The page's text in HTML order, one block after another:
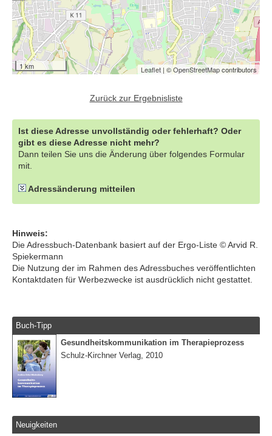
1 km Leaflet | ©OpenStreetMapcontributors
Zurück zur Ergebnisliste
Ist diese Adresse unvollständig oder fehlerhaft? Oder
gibt es diese Adresse nicht mehr?
Dann teilen Sie uns die Änderung über folgendes Formular
mit.
Adressänderung mitteilen
Hinweis:
Die Adressbuch-Datenbank basiert auf der Ergo-Liste © Arvid R.
Spiekermann
Die Nutzung der im Rahmen des Adressbuches veröffentlichten
Kontaktdaten für Werbezwecke ist ausdrücklich nicht gestattet.
Buch-Tipp
Gesundheitskommunikation im Therapieprozess
Schulz-Kirchner Verlag, 2010
Neuigkeiten